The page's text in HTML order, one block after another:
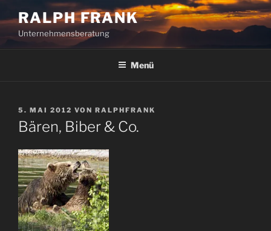
Inhalt
springen
RALPH FRANK
Unternehmensberatung
Menü
VERÖFFENTLICHT
AM
5. MAI 2012 VON RALPHFRANK
Bären, Biber & Co.